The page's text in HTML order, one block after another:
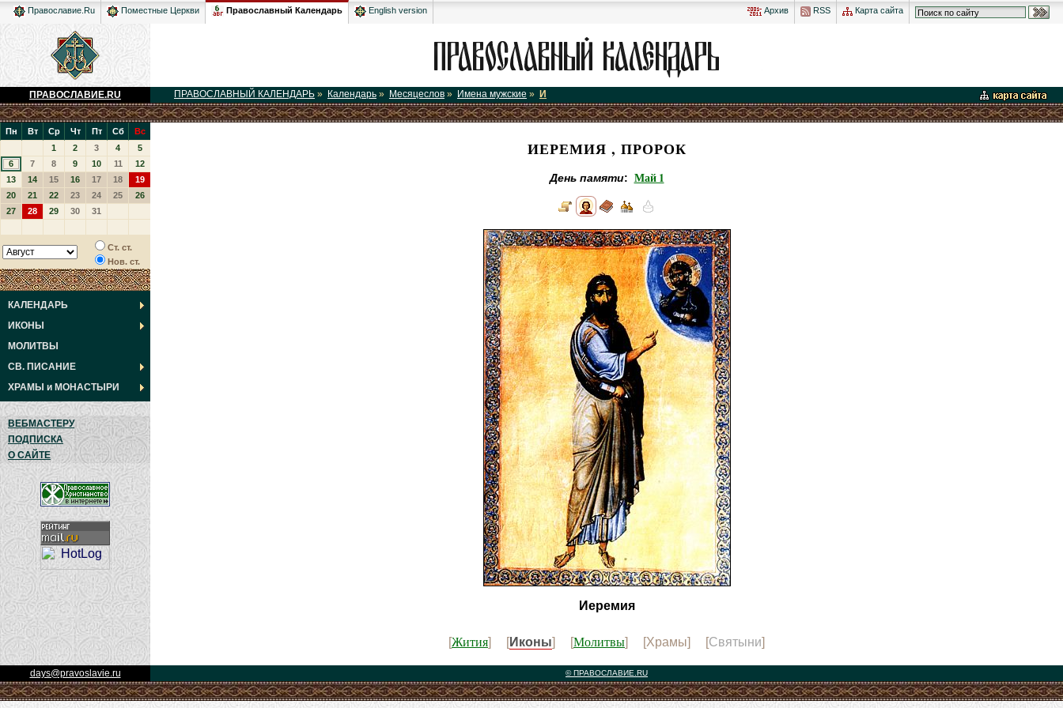
Архив RSS Карта сайта
Православие.Ru Поместные Церкви Православный Календарь English version
ПРАВОСЛАВИЕ.RU ПРАВОСЛАВНЫЙ КАЛЕНДАРЬ » Календарь » Месяцеслов » Имена мужские » И
Пн Вт Ср Чт Пт Сб
Вс
1
2 3 4
5
6
7 8 9 10 11
12
13
14 15 16 17 18
19
20
21 22 23 24 25
26
27
28 29 30 31
Ст. ст.
Нов. ст.
КАЛЕНДАРЬ
ИКОНЫ
МОЛИТВЫ
СВ. ПИСАНИЕ
ХРАМЫ и МОНАСТЫРИ
ВЕБМАСТЕРУ
ПОДПИСКА
О САЙТЕ
ИЕРЕМИЯ , ПРОРОК
День памяти: Май 1
Иеремия
[Жития] [Иконы] [Молитвы] [Храмы] [Святыни]
days@pravoslavie.ru © ПРАВОСЛАВИЕ.RU